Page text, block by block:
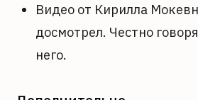
Видео от Кирилла
досмотрел. Честно
него.